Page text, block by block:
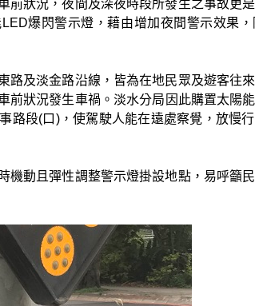
前狀況，夜間及深夜時段所發生之事故更
爆閃警示燈，藉由增加夜間警示效果
及淡金路沿線，皆為在地民眾及遊客往
前狀況發生車禍。淡水分局因此購置太陽
路段(口)，使駕駛人能在遠處察覺，放慢
機動且彈性調整警示燈掛設地點，易呼籲